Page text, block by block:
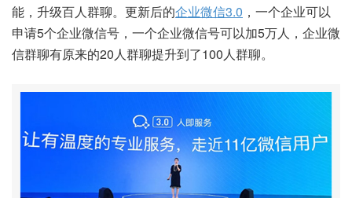
能，升级百人群聊。更新后的企业微信3.0 ，一个企业可以
申请5个企业微信号，一个企业微信号可以加5万人，企业微
信群聊有原来的20人群聊提升到了100人群聊。